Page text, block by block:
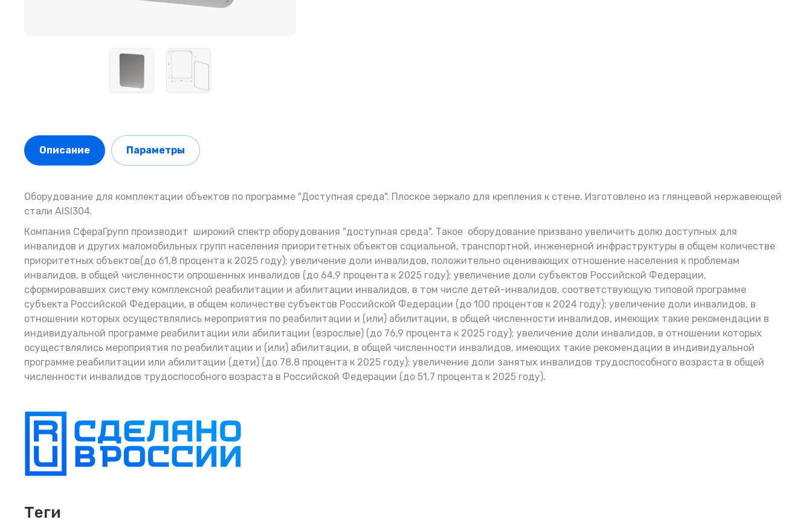
Описание Параметры
Оборудование для комплектации объектов по программе "Доступная среда". Плоское зеркало для крепления к стене. Изготовлено из глянцевой нержавеющей
стали AISI304.
Компания СфераГрупп производит широкий спектр оборудования "доступная среда". Такое оборудование призвано увеличить долю доступных для
инвалидов и других маломобильных групп населения приоритетных объектов социальной, транспортной, инженерной инфраструктуры в общем количестве
приоритетных объектов(до 61,8 процента к 2025 году); увеличение доли инвалидов, положительно оценивающих отношение населения к проблемам
инвалидов, в общей численности опрошенных инвалидов (до 64,9 процента к 2025 году); увеличение доли субъектов Российской Федерации,
сформировавших систему комплексной реабилитации и абилитации инвалидов, в том числе детей-инвалидов, соответствующую типовой программе
субъекта Российской Федерации, в общем количестве субъектов Российской Федерации (до 100 процентов к 2024 году); увеличение доли инвалидов, в
отношении которых осуществлялись мероприятия по реабилитации и (или) абилитации, в общей численности инвалидов, имеющих такие рекомендации в
индивидуальной программе реабилитации или абилитации (взрослые) (до 76,9 процента к 2025 году); увеличение доли инвалидов, в отношении которых
осуществлялись мероприятия по реабилитации и (или) абилитации, в общей численности инвалидов, имеющих такие рекомендации в индивидуальной
программе реабилитации или абилитации (дети) (до 78,8 процента к 2025 году); увеличение доли занятых инвалидов трудоспособного возраста в общей
численности инвалидов трудоспособного возраста в Российской Федерации (до 51,7 процента к 2025 году).
теги